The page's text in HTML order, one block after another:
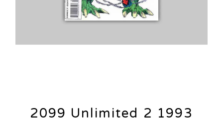
2099 Unlimited 2 1993